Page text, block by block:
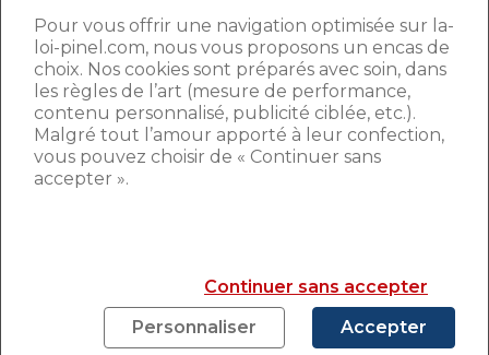
TAUX ET ASSURANCES
Première chose à connaître, le client n’est
pas obligé de prendre une assurance
auprès de la banque qui soumet le crédit,
même si les critères sont plutôt stricts (il
position de force, il ne faut pas hésiter à
mettre un peu de pression sur la banque
: vous pouvez toujours aller voir ailleurs.
Pour vous offrir une navigation optimisée sur la-
loi-pinel.com, nous vous proposons un encas de
choix. Nos cookies sont préparés avec soin, dans
les règles de l’art (mesure de performance,
contenu personnalisé, publicité ciblée, etc.).
Malgré tout l’amour apporté à leur confection,
vous pouvez choisir de « Continuer sans
accepter ».
Continuer sans accepter
Personnaliser
Accepter